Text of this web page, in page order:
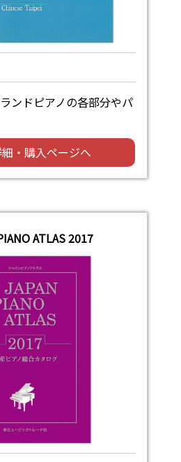
ンドピアノの各部分やパ
・購入ページへ
ATLAS 2017